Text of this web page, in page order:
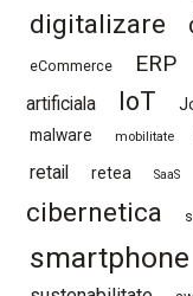
digitalizare
eCommerce ERP
artificiala
IoT
malware mobilitate
retail retea SaaS
cibernetica
smartphone